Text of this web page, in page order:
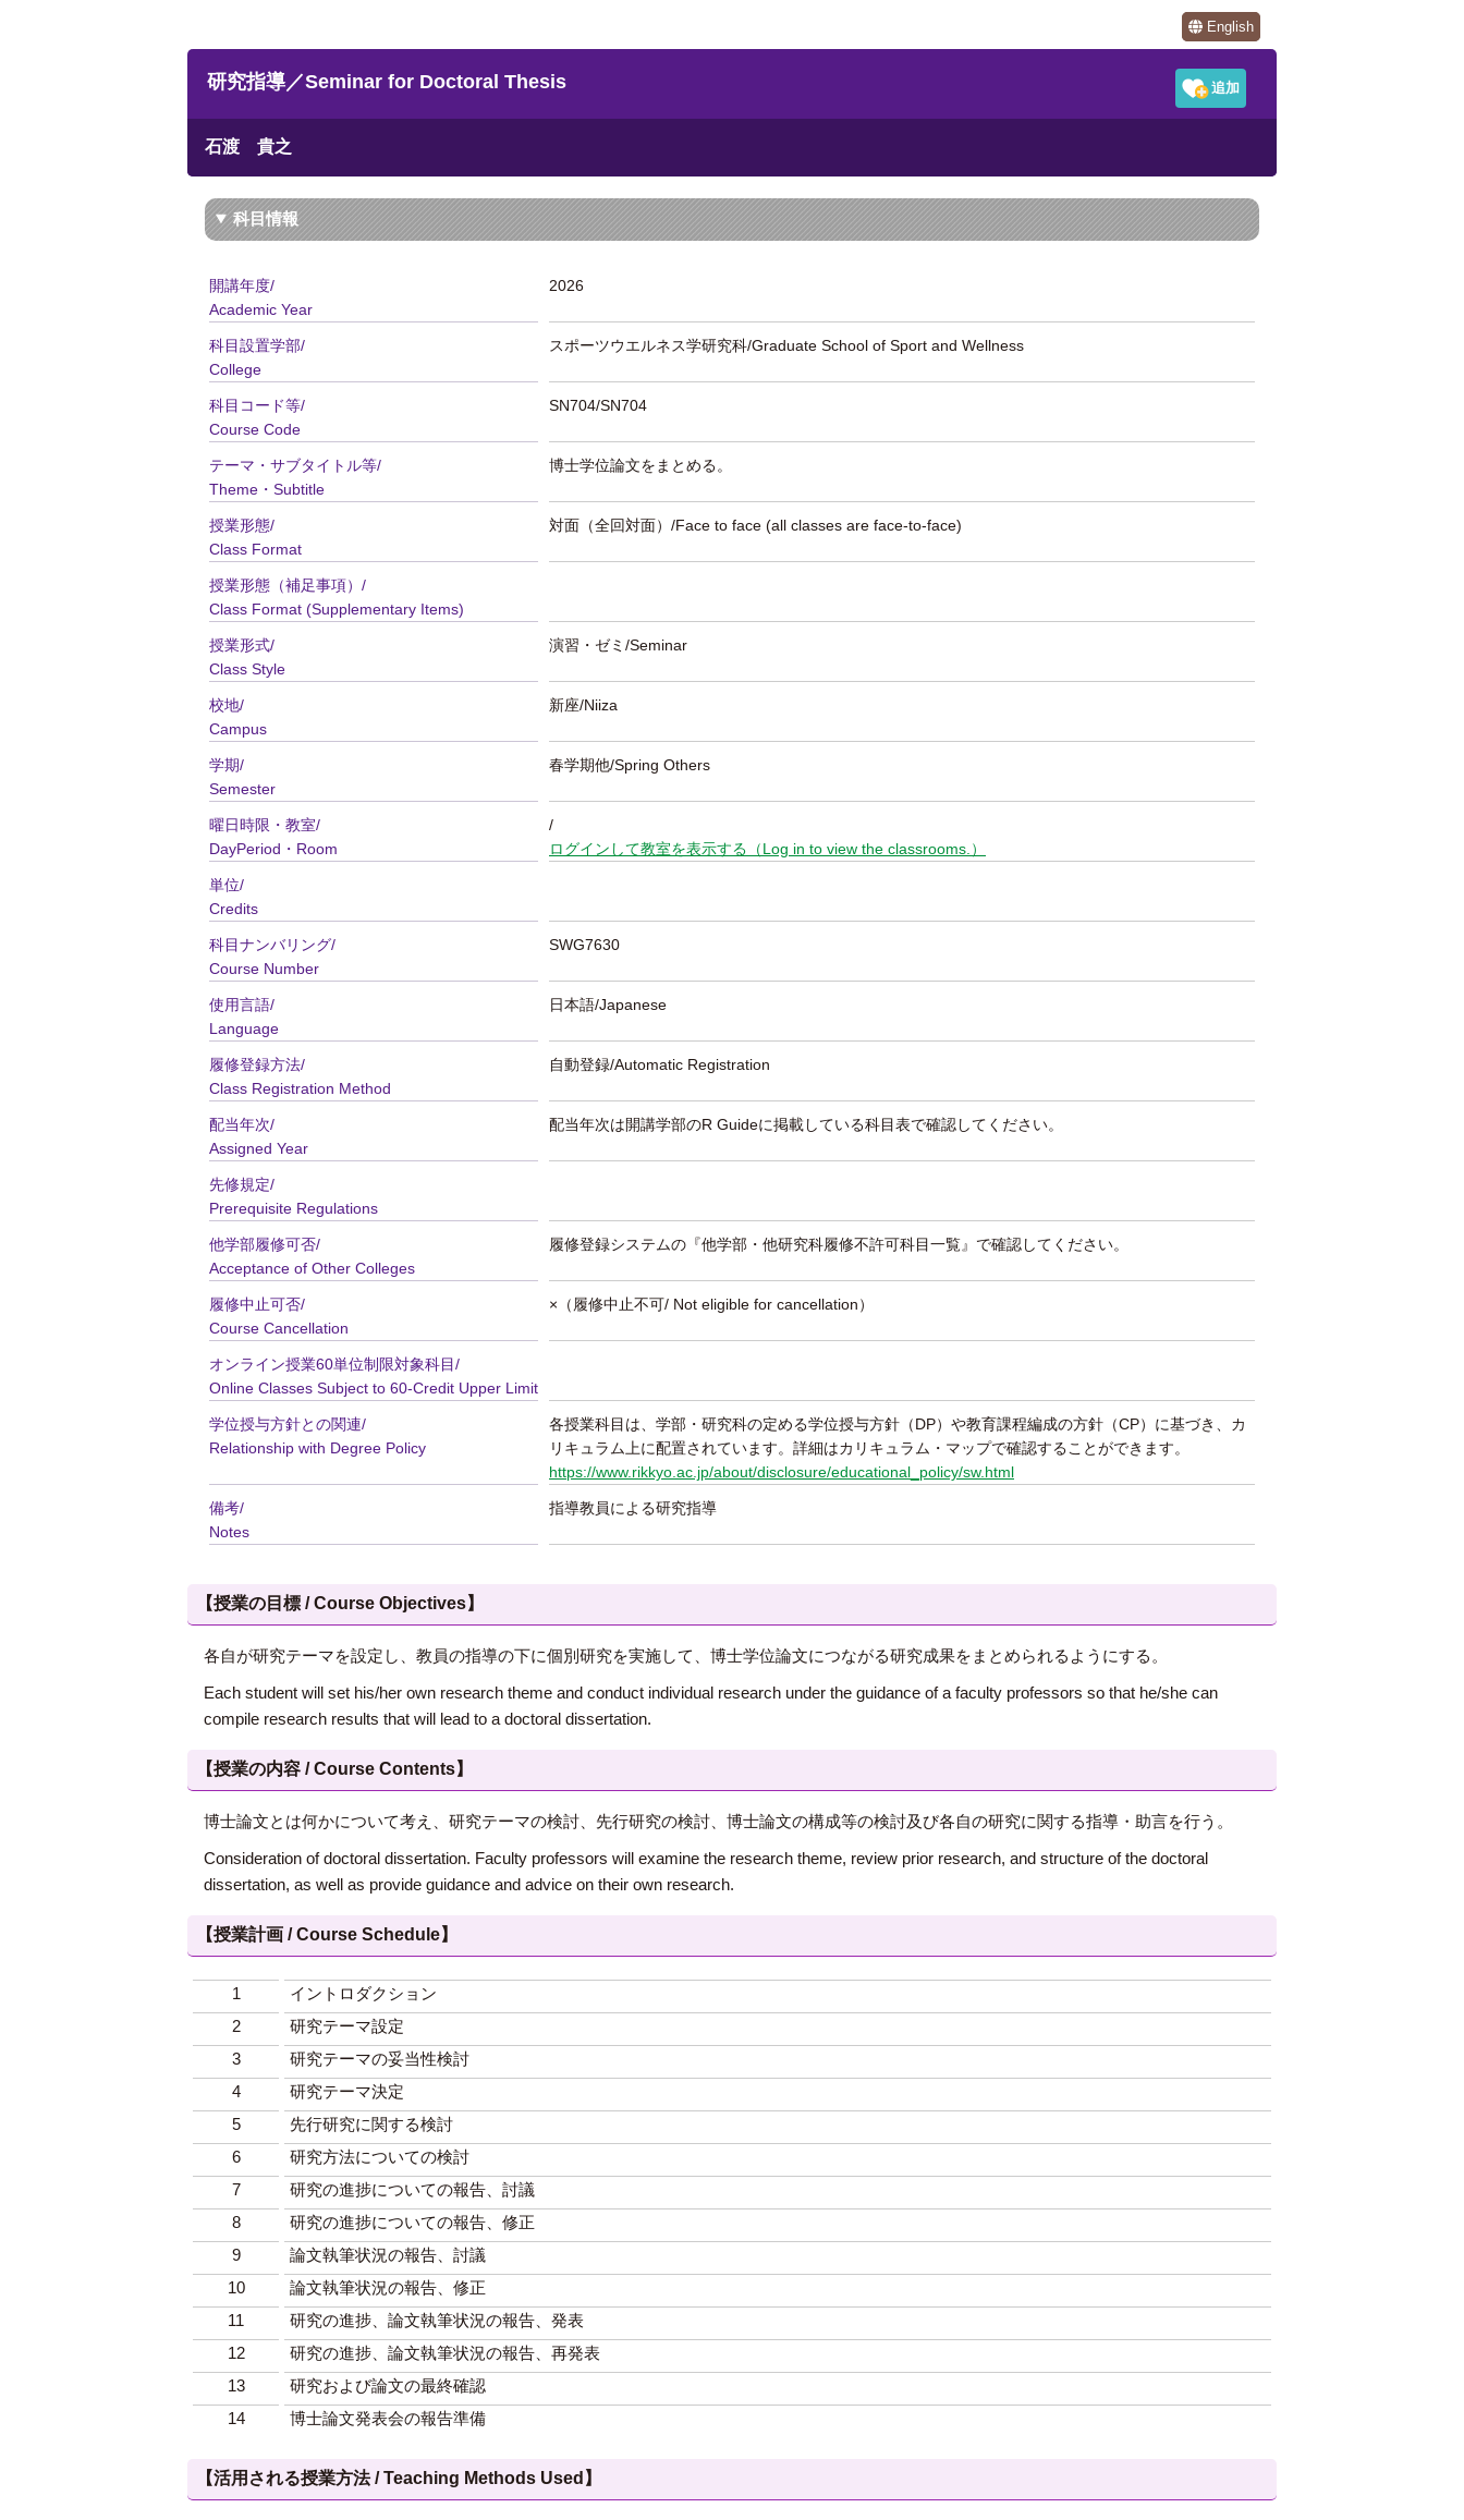
English
研究指導／Seminar for Doctoral Thesis
石渡 貴之
科目情報
開講年度/
Academic Year
2026
科目設置学部/
College
スポーツウエルネス学研究科/Graduate School of Sport and Wellness
科目コード等/
Course Code
SN704/SN704
テーマ・サブタイトル等/
Theme・Subtitle
博士学位論文をまとめる。
授業形態/
Class Format
対面（全回対面）/Face to face (all classes are face-to-face)
授業形態（補足事項）/
Class Format (Supplementary Items)
授業形式/
Class Style
演習・ゼミ/Seminar
校地/
Campus
新座/Niiza
学期/
Semester
春学期他/Spring Others
曜日時限・教室/
DayPeriod・Room
/
ログインして教室を表示する（Log in to view the classrooms.）
単位/
Credits
科目ナンバリング/
Course Number
SWG7630
使用言語/
Language
日本語/Japanese
履修登録方法/
Class Registration Method
自動登録/Automatic Registration
配当年次/
Assigned Year
配当年次は開講学部のR Guideに掲載している科目表で確認してください。
先修規定/
Prerequisite Regulations
他学部履修可否/
Acceptance of Other Colleges
履修登録システムの『他学部・他研究科履修不許可科目一覧』で確認してください。
履修中止可否/
Course Cancellation
×（履修中止不可/ Not eligible for cancellation）
オンライン授業60単位制限対象科目/
Online Classes Subject to 60-Credit Upper Limit
学位授与方針との関連/
Relationship with Degree Policy
各授業科目は、学部・研究科の定める学位授与方針（DP）や教育課程編成の方針（CP）に基づき、カ
リキュラム上に配置されています。詳細はカリキュラム・マップで確認することができます。
https://www.rikkyo.ac.jp/about/disclosure/educational_policy/sw.html
備考/
Notes
指導教員による研究指導
【授業の目標 / Course Objectives】
各自が研究テーマを設定し、教員の指導の下に個別研究を実施して、博士学位論文につながる研究成果をまとめられるようにする。
Each student will set his/her own research theme and conduct individual research under the guidance of a faculty professors so that he/she can
compile research results that will lead to a doctoral dissertation.
【授業の内容 / Course Contents】
博士論文とは何かについて考え、研究テーマの検討、先行研究の検討、博士論文の構成等の検討及び各自の研究に関する指導・助言を行う。
Consideration of doctoral dissertation. Faculty professors will examine the research theme, review prior research, and structure of the doctoral
dissertation, as well as provide guidance and advice on their own research.
【授業計画 / Course Schedule】
1
イントロダクション
2
研究テーマ設定
3
研究テーマの妥当性検討
4
研究テーマ決定
5
先行研究に関する検討
6
研究方法についての検討
7
研究の進捗についての報告、討議
8
研究の進捗についての報告、修正
9
論文執筆状況の報告、討議
10
論文執筆状況の報告、修正
11
研究の進捗、論文執筆状況の報告、発表
12
研究の進捗、論文執筆状況の報告、再発表
13
研究および論文の最終確認
14
博士論文発表会の報告準備
【活用される授業方法 / Teaching Methods Used】